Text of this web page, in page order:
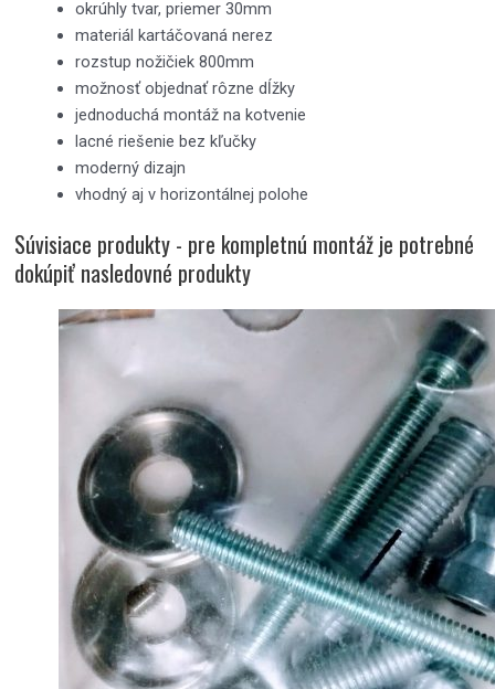
okrúhly tvar, priemer 30mm
materiál kartáčovaná nerez
rozstup nožičiek 800mm
možnosť objednať rôzne dĺžky
jednoduchá montáž na kotvenie
lacné riešenie bez kľučky
moderný dizajn
vhodný aj v horizontálnej polohe
Súvisiace produkty - pre kompletnú montáž je potrebné
dokúpiť nasledovné produkty